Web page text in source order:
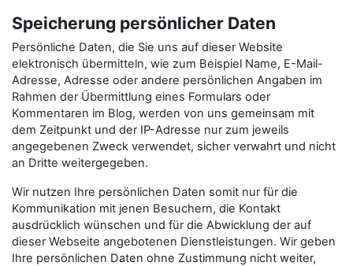
Speicherung persönlicher Daten
Persönliche Daten, die Sie uns auf dieser Website
elektronisch übermitteln, wie zum Beispiel Name, E-Mail-
Adresse, Adresse oder andere persönlichen Angaben im
Rahmen der Übermittlung eines Formulars oder
Kommentaren im Blog, werden von uns gemeinsam mit
dem Zeitpunkt und der IP-Adresse nur zum jeweils
angegebenen Zweck verwendet, sicher verwahrt und nicht
an Dritte weitergegeben.
Wir nutzen Ihre persönlichen Daten somit nur für die
Kommunikation mit jenen Besuchern, die Kontakt
ausdrücklich wünschen und für die Abwicklung der auf
dieser Webseite angebotenen Dienstleistungen. Wir geben
Ihre persönlichen Daten ohne Zustimmung nicht weiter,